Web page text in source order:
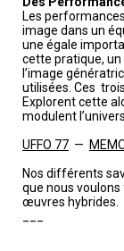
Les
image dans un
une égale
cette pratique, un
l’image
utilisées. Ces
Explorent cette
modulent
UFFO 77 —
Nos différents
que nous
œuvres hybrides.